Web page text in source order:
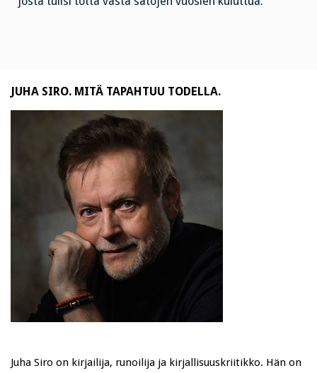
JUHA SIRO. MITÄ TAPAHTUU TODELLA.
Juha Siro on kirjailija, runoilija ja kirjallisuuskriitikko. Hän on